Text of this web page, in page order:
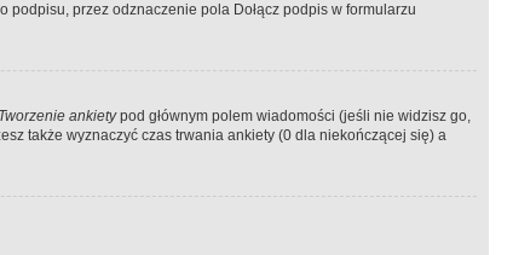
przez odznaczenie pola Dołącz podpis w formularzu
Tworzenie ankietypod głównym polem wiadomości (jeśli nie widzisz go,
także wyznaczyć czas trwania ankiety (0 dla niekończącej się) a